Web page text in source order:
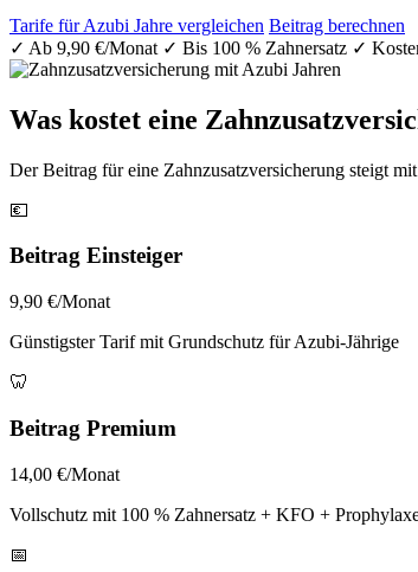
Tarife für Azubi Jahre vergleichen Beitrag berechnen
✓ Ab 9,90 €/Monat ✓ Bis 100 % Zahnersatz ✓
Was kostet eine
Der Beitrag für eine Zahnzusatzversicherung steigt
💶
Beitrag Einsteiger
9,90 €/Monat
Günstigster Tarif mit Grundschutz für Azubi-Jährige
🦷
Beitrag Premium
14,00 €/Monat
Vollschutz mit 100 % Zahnersatz + KFO +
📅